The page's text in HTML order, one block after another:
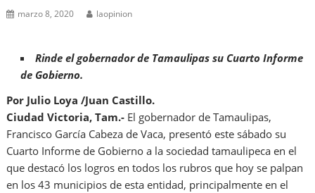
marzo 8, 2020 laopinion
Rinde el gobernador de Tamaulipas su Cuarto Informe
de Gobierno.
Por Julio Loya /Juan Castillo.
Ciudad Victoria, Tam.- El gobernador de Tamaulipas,
Francisco García Cabeza de Vaca, presentó este sábado su
Cuarto Informe de Gobierno a la sociedad tamaulipeca en el
que destacó los logros en todos los rubros que hoy se palpan
en los 43 municipios de esta entidad, principalmente en el